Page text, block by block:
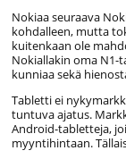
Nokiaa seuraava
kohdalleen, mutta
kuitenkaan ole
Nokiallakin oma N1-
kunniaa sekä
Tabletti ei
tuntuva ajatus.
Android-tabletteja,
myyntihintaan.